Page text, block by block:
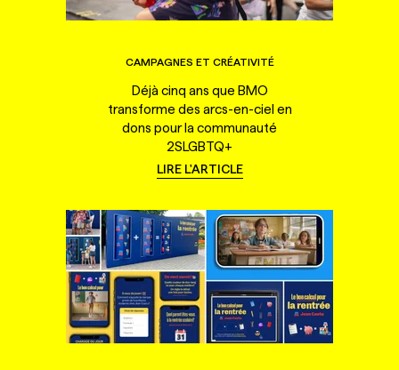
CAMPAGNES ET CRÉATIVITÉ
Déjà cinq ans que BMO
transforme des arcs-en-ciel en
dons pour la communauté
2SLGBTQ+
LIRE L'ARTICLE